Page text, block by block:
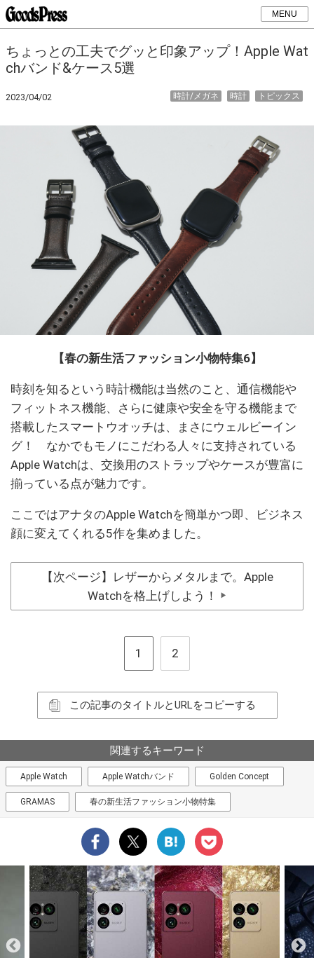
MENU
ちょっとの工夫でグッと印象アップ！Apple Wat
chバンド&ケース5選
2023/04/02 トピックス
時計
時計/メガネ
【春の新生活ファッション小物特集6】
時刻を知るという時計機能は当然のこと、通信機能や
フィットネス機能、さらに健康や安全を守る機能まで
搭載したスマートウオッチは、まさにウェルビーイン
グ！ なかでもモノにこだわる人々に支持されている
Apple Watchは、交換用のストラップやケースが豊富に
揃っている点が魅力です。
ここではアナタのApple Watchを簡単かつ即、ビジネス
顔に変えてくれる5作を集めました。
【次ページ】レザーからメタルまで。Apple
Watchを格上げしよう！
▶
1 2
この記事のタイトルとURLをコピーする
関連するキーワード
Apple Watch Apple Watchバンド Golden Concept
GRAMAS 春の新生活ファッション小物特集